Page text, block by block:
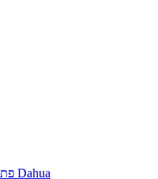
פתיחת קריאת שירות מצלמות Dahua